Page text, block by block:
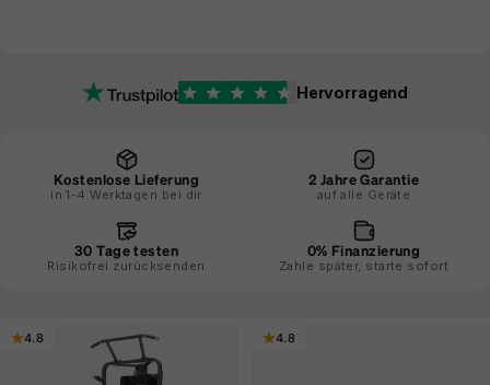
Hervorragend
Kostenlose Lieferung
in 1-4 Werktagen bei dir
2 Jahre Garantie
auf alle Geräte
30 Tage testen
Risikofrei zurücksenden
0% Finanzierung
Zahle später, starte sofort
4.8 4.8